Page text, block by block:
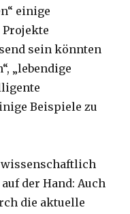
einige
sein könnten
„lebendige
Beispiele zu
der Hand: Auch
die aktuelle